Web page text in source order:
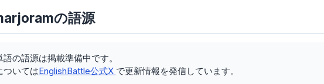
の語源
語の語源は掲載準備中です。
ついてはEnglishBattle公式X で更新情報を発信しています。